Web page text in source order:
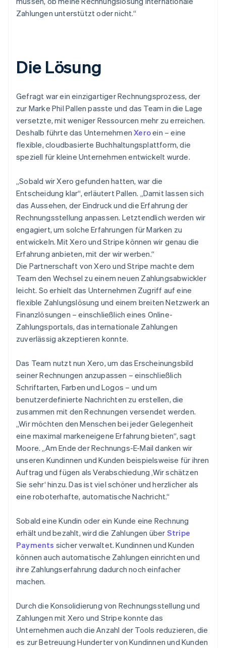
Zahlungen unterstützt oder nicht.“
Die Lösung
Gefragt war ein einzigartiger Rechnungsprozess, der
zur Marke Phil Pallen passte und das Team in die Lage
versetzte, mit weniger Ressourcen mehr zu erreichen.
Deshalb führte das UnternehmenXeroein – eine
flexible, cloudbasierte Buchhaltungsplattform, die
speziell für kleine Unternehmen entwickelt wurde.
„Sobald wir Xero gefunden hatten, war die
Entscheidung klar“, erläutert Pallen. „Damit lassen sich
das Aussehen, der Eindruck und die Erfahrung der
Rechnungsstellung anpassen. Letztendlich werden wir
engagiert, um solche Erfahrungen für Marken zu
entwickeln. Mit Xero und Stripe können wir genau die
Erfahrung anbieten, mit der wir werben.“
Die Partnerschaft von Xero und Stripe machte dem
Team den Wechsel zu einem neuen Zahlungsabwickler
leicht. So erhielt das Unternehmen Zugriff auf eine
flexible Zahlungslösung und einem breiten Netzwerk an
Finanzlösungen – einschließlich eines Online-
Zahlungsportals, das internationale Zahlungen
zuverlässig akzeptieren konnte.
Das Team nutzt nun Xero, um das Erscheinungsbild
seiner Rechnungen anzupassen – einschließlich
Schriftarten, Farben und Logos – und um
benutzerdefinierte Nachrichten zu erstellen, die
zusammen mit den Rechnungen versendet werden.
„Wir möchten den Menschen bei jeder Gelegenheit
eine maximal markeneigene Erfahrung bieten“, sagt
Moore. „Am Ende der Rechnungs-E-Mail danken wir
unseren Kundinnen und Kunden beispielsweise für ihren
Auftrag und fügen als Verabschiedung ‚Wir schätzen
Sie sehr‘ hinzu. Das ist viel schöner und herzlicher als
eine roboterhafte, automatische Nachricht.“
Sobald eine Kundin oder ein Kunde eine Rechnung
erhält und bezahlt, wird die Zahlungen über Stripe
Payments sicher verwaltet. Kundinnen und Kunden
können auch automatische Zahlungen einrichten und
ihre Zahlungserfahrung dadurch noch einfacher
machen.
Durch die Konsolidierung von Rechnungsstellung und
Zahlungen mit Xero und Stripe konnte das
Unternehmen auch die Anzahl der Tools reduzieren, die
es zur Betreuung Hunderter von Kundinnen und Kunden